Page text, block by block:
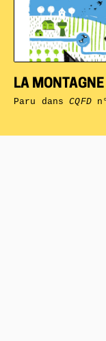
LA
Paru dansCQFD